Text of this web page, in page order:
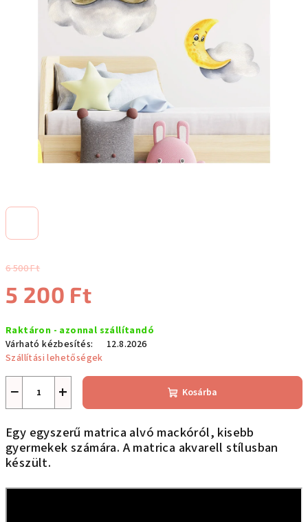
6 500 Ft
5 200 Ft
Raktáron - azonnal szállítandó
Várható kézbesítés:
12.8.2026
Szállítási lehetőségek
+
− Kosárba
Egy egyszerű matrica alvó mackóról, kisebb
gyermekek számára. A matrica akvarell stílusban
készült.